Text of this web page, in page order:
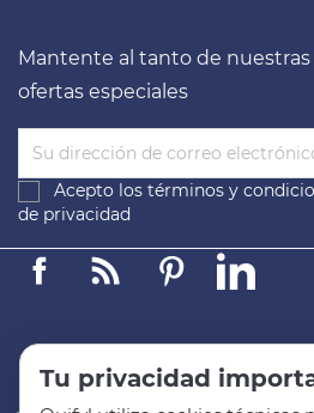
Mantente al tanto de
ofertas especiales
Acepto los términos y
de privacidad
FacebookLinkedinPinterest
Tu privacidad